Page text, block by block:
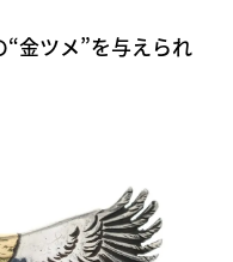
金ツメ”を与えられ